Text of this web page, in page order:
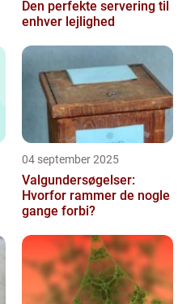
Den perfekte servering til
enhver lejlighed
04 september 2025
Valgundersøgelser:
Hvorfor rammer de nogle
gange forbi?